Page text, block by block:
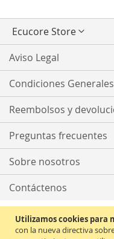
Utilizamos cookies para
con la nueva directiva
tiendaEcucore Store
Aviso Legal
Condiciones Generales
Reembolsos y
Preguntas frecuentes
Sobre nosotros
Contáctenos